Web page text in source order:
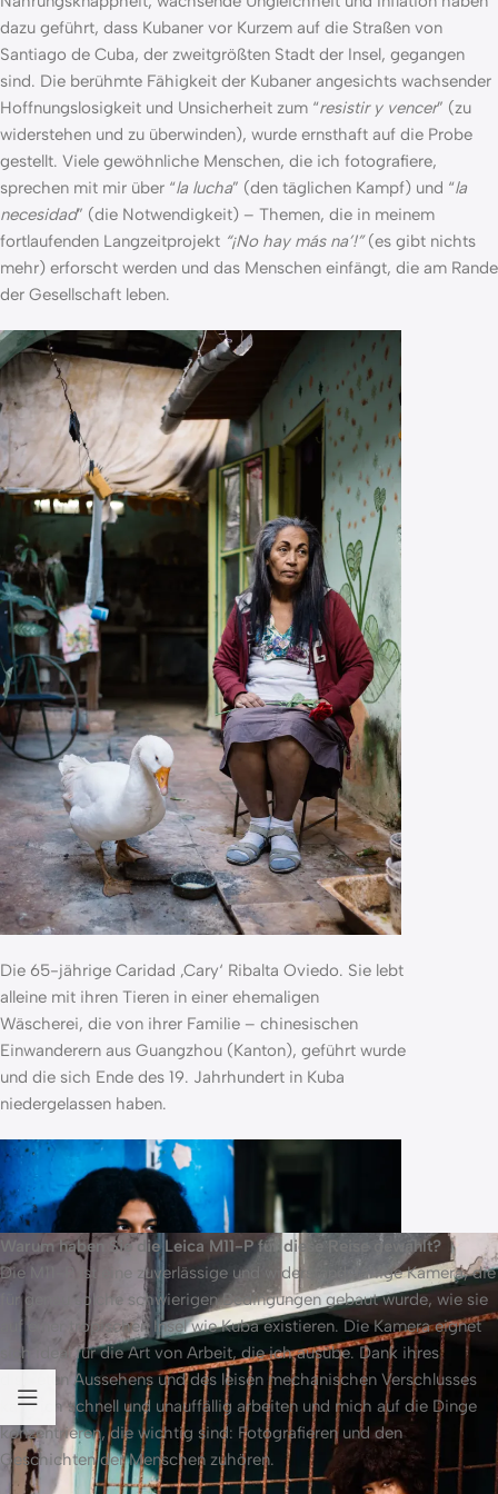
dazu geführt, dass Kubaner vor Kurzem auf die Straßen von
Santiago de Cuba, der zweitgrößten Stadt der Insel, gegangen
sind. Die berühmte Fähigkeit der Kubaner angesichts wachsender
Hoffnungslosigkeit und Unsicherheit zum “resistir y vencer” (zu
widerstehen und zu überwinden), wurde ernsthaft auf die Probe
gestellt. Viele gewöhnliche Menschen, die ich fotografiere,
sprechen mit mir über “la lucha” (den täglichen Kampf) und “la
necesidad” (die Notwendigkeit) – Themen, die in meinem
fortlaufenden Langzeitprojekt “¡No hay más na’!”(es gibt nichts
mehr) erforscht werden und das Menschen einfängt, die am Rande
der Gesellschaft leben.
Die 65-jährige Caridad ‚Cary‘ Ribalta Oviedo. Sie lebt
alleine mit ihren Tieren in einer ehemaligen
Wäscherei, die von ihrer Familie – chinesischen
Einwanderern aus Guangzhou (Kanton), geführt wurde
und die sich Ende des 19. Jahrhundert in Kuba
niedergelassen haben.
Eine junge kubanische Frau posiert für ein Porträt im
Centro Habana.
Warum haben Sie die Leica M11-P für diese Reise gewählt?
Die M11-P ist eine zuverlässige und widerstandsfähige Kamera, die
für genau solche schwierigen Bedingungen gebaut wurde, wie sie
auf einer tropischen Insel wie Kuba existieren. Die Kamera eignet
sich ideal für die Art von Arbeit, die ich ausübe. Dank ihres
diskreten Aussehens und des leisen mechanischen Verschlusses
kann ich schnell und unauffällig arbeiten und mich auf die Dinge
konzentrieren, die wichtig sind: Fotografieren und den
Geschichten der Menschen zuhören.